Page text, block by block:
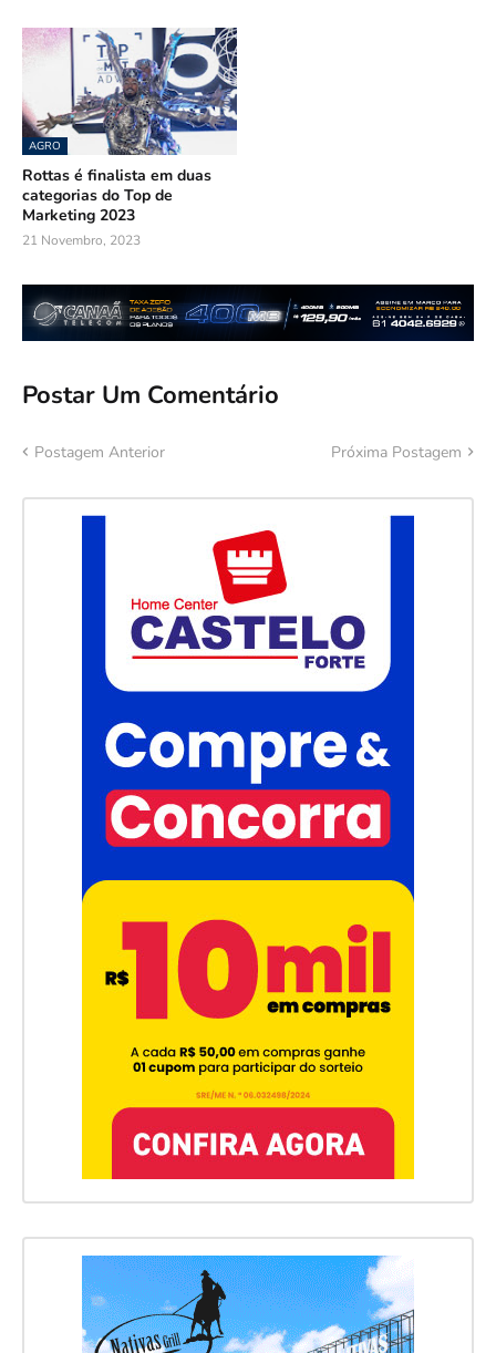
AGRO
Rottas é finalista em duas
categorias do Top de
Marketing 2023
21 Novembro, 2023
Postar Um Comentário
Postagem Anterior Próxima Postagem